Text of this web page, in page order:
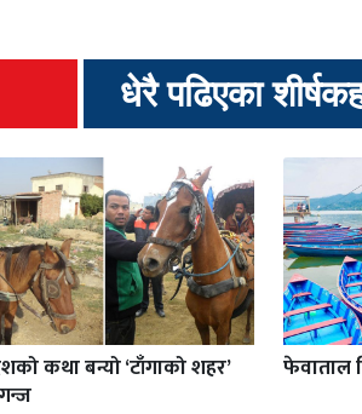
धेरै पढिएका
कथा बन्यो ‘टाँगाको शहर’
फेवाताल